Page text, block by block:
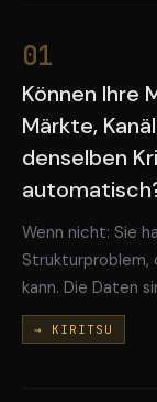
01
Können Ihre
Märkte,
denselben
Wenn nicht: Sie
Strukturproblem,
kann. Die Daten
→ KIRITSU